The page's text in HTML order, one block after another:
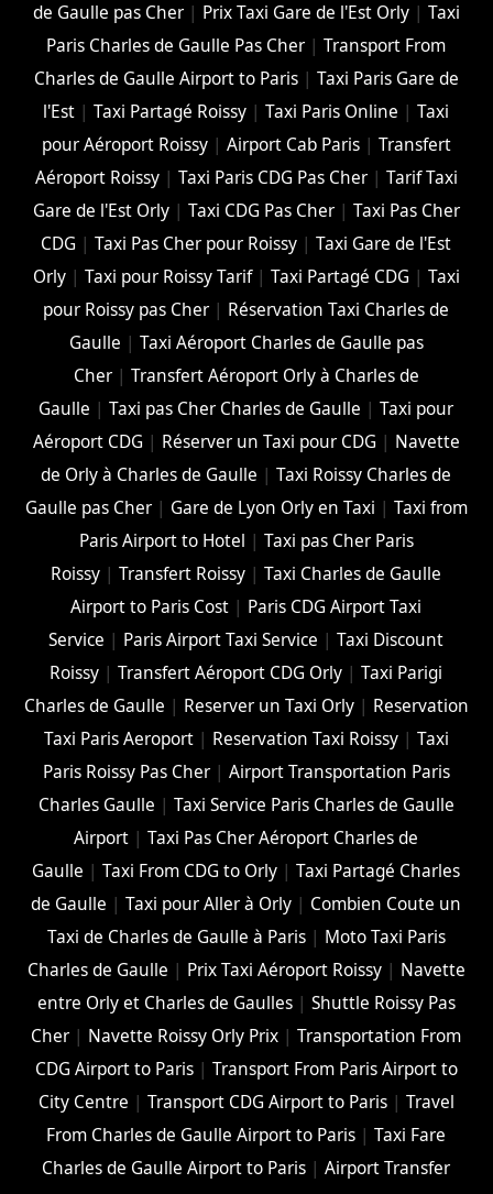
de Gaulle pas Cher| Prix Taxi Gare de l'Est Orly| Taxi
Paris Charles de Gaulle Pas Cher |Transport From
Charles de Gaulle Airport to Paris| Taxi Paris Gare de
l'Est |Taxi Partagé Roissy |Taxi Paris Online |Taxi
pour Aéroport Roissy| Airport Cab Paris| Transfert
Aéroport Roissy| Taxi Paris CDG Pas Cher| Tarif Taxi
Gare de l'Est Orly| Taxi CDG Pas Cher| Taxi Pas Cher
CDG |Taxi Pas Cher pour Roissy |Taxi Gare de l'Est
Orly| Taxi pour Roissy Tarif| Taxi Partagé CDG | Taxi
pour Roissy pas Cher | Réservation Taxi Charles de
Gaulle | Taxi Aéroport Charles de Gaulle pas
Cher| Transfert Aéroport Orly à Charles de
Gaulle |Taxi pas Cher Charles de Gaulle |Taxi pour
Aéroport CDG | Réserver un Taxi pour CDG | Navette
de Orly à Charles de Gaulle |Taxi Roissy Charles de
Gaulle pas Cher| Gare de Lyon Orly en Taxi | Taxi from
Paris Airport to Hotel | Taxi pas Cher Paris
Roissy |Transfert Roissy |Taxi Charles de Gaulle
Airport to Paris Cost | Paris CDG Airport Taxi
Service | Paris Airport Taxi Service |Taxi Discount
Roissy |Transfert Aéroport CDG Orly |Taxi Parigi
Charles de Gaulle | Reserver un Taxi Orly| Reservation
Taxi Paris Aeroport| Reservation Taxi Roissy| Taxi
Paris Roissy Pas Cher| Airport Transportation Paris
Charles Gaulle | Taxi Service Paris Charles de Gaulle
Airport |Taxi Pas Cher Aéroport Charles de
Gaulle |Taxi From CDG to Orly |Taxi Partagé Charles
de Gaulle |Taxi pour Aller à Orly | Combien Coute un
Taxi de Charles de Gaulle à Paris| Moto Taxi Paris
Charles de Gaulle | Prix Taxi Aéroport Roissy| Navette
entre Orly et Charles de Gaulles| Shuttle Roissy Pas
Cher | Navette Roissy Orly Prix |Transportation From
CDG Airport to Paris| Transport From Paris Airport to
City Centre | Transport CDG Airport to Paris| Travel
From Charles de Gaulle Airport to Paris |Taxi Fare
Charles de Gaulle Airport to Paris |Airport Transfer